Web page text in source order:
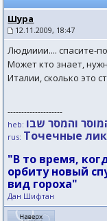
Шура
12.11.2009, 18:47
Людииии.... спасите-
Может кто знает,
Италии, сколько это
--------------------
heb: והמסר שבו
rus: Точечные
"В то время,
орбиту новый
вид гороха"
Дан Шифтан